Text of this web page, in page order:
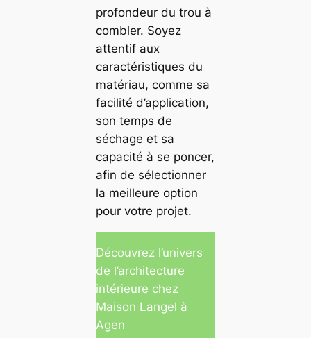
profondeur du trou à
combler. Soyez
attentif aux
caractéristiques du
matériau, comme sa
facilité d’application,
son temps de
séchage et sa
capacité à se poncer,
afin de sélectionner
la meilleure option
pour votre projet.
Découvrez l’univers
de l’architecture
intérieure chez
Maison Langel à
Agen